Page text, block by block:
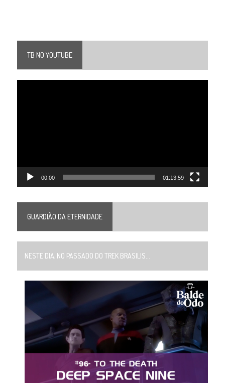
TB NO YOUTUBE
00:00 01:13:59
GUARDIÃO DA ETERNIDADE
NESTE DIA, NO PASSADO DO TREK BRASILIS...